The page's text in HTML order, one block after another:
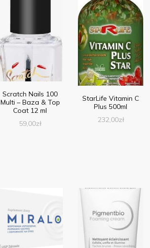
Scratch Nails 100
Multi – Baza & Top
Coat 12 ml
59,00zł
StarLife Vitamin C
Plus 500ml
232,00zł